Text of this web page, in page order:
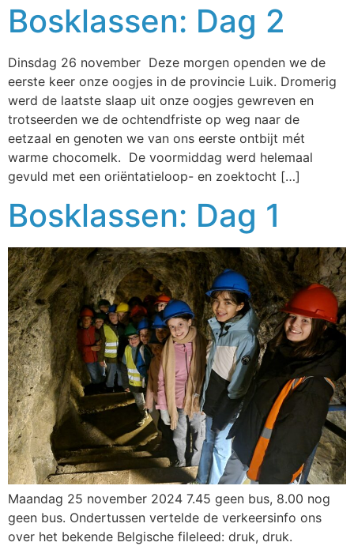
Bosklassen: Dag 2
Dinsdag 26 november Deze morgen openden we de
eerste keer onze oogjes in de provincie Luik. Dromerig
werd de laatste slaap uit onze oogjes gewreven en
trotseerden we de ochtendfriste op weg naar de
eetzaal en genoten we van ons eerste ontbijt mét
warme chocomelk. De voormiddag werd helemaal
gevuld met een oriëntatieloop- en zoektocht […]
Bosklassen: Dag 1
Maandag 25 november 2024 7.45 geen bus, 8.00 nog
geen bus. Ondertussen vertelde de verkeersinfo ons
over het bekende Belgische fileleed: druk, druk.